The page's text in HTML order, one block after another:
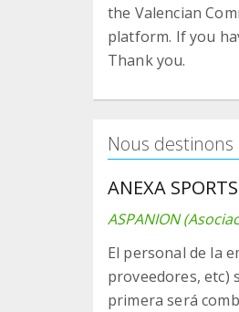
the Valencian
platform. If you
Thank you.
Nous
ANEXA
ASPANION
El personal de la
proveedores, etc)
primera será